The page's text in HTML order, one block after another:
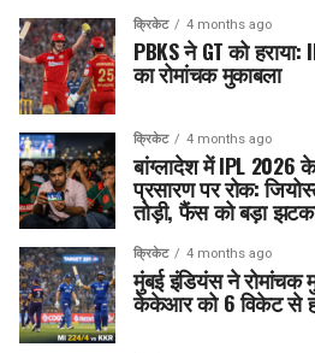
क्रिकेट 4 months ago
PBKS ने GT को हराया:
का रोमांचक मुकाबला
क्रिकेट 4 months ago
बांग्लादेश में IPL 2026
प्रसारण पर रोक:
तोड़ी, फैंस को बड़ा
क्रिकेट 4 months ago
मुंबई इंडियंस ने रोमांचक
केकेआर को 6 विकेट से